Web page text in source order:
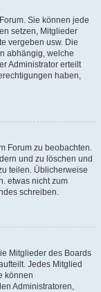
Sie können jede
setzen, Mitglieder
vergeben usw. Die
abhängig, welche
Administrator erteilt
haben,
Forum zu beobachten.
und zu löschen und
teilen. Üblicherweise
etwas nicht zum
schreiben.
Mitglieder des Boards
Jedes Mitglied
können
Administratoren,